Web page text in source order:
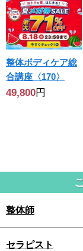
整体ボディケア総
合講座〈170〉
49,800円
整体師
セラピスト